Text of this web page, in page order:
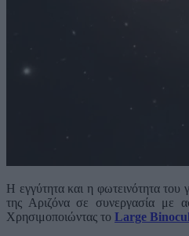
Η εγγύτητα και η φωτεινότητα
της Αριζόνα σε συνεργασία με
Χρησιμοποιώντας το Large